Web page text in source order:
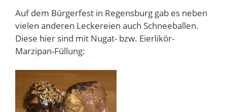
Auf dem Bürgerfest in Regensburg gab es neben
vielen anderen Leckereien auch Schneeballen.
Diese hier sind mit Nugat- bzw. Eierlikör-
Marzipan-Füllung: